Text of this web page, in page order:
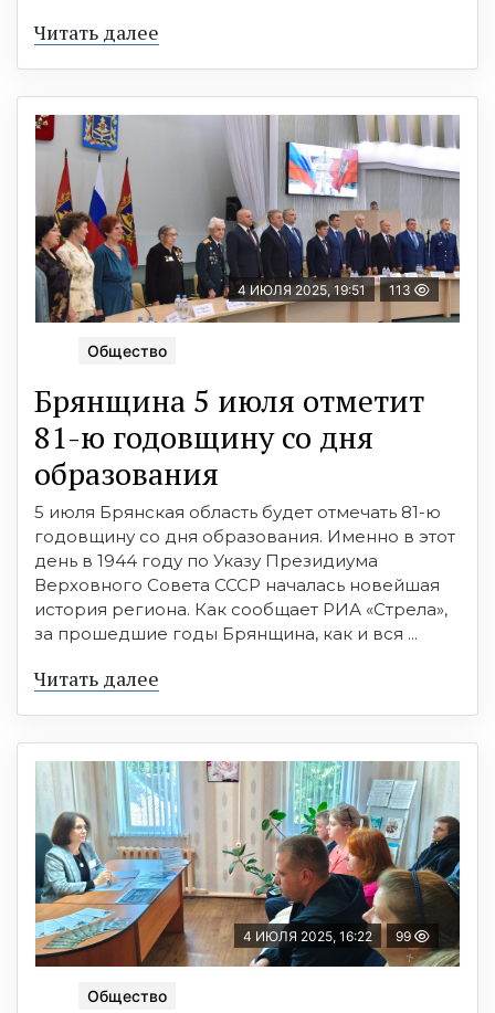
Читать далее
4 ИЮЛЯ 2025, 19:51 113
Общество
Брянщина 5 июля отметит
81-ю годовщину со дня
образования
5 июля Брянская область будет отмечать 81-ю
годовщину со дня образования. Именно в этот
день в 1944 году по Указу Президиума
Верховного Совета СССР началась новейшая
история региона. Как сообщает РИА «Стрела»,
за прошедшие годы Брянщина, как и вся ...
Читать далее
4 ИЮЛЯ 2025, 16:22 99
Общество